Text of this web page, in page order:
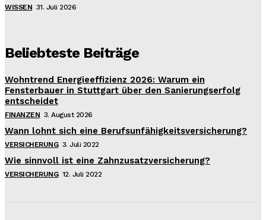
WISSEN 31. Juli 2026
Beliebteste Beiträge
Wohntrend Energieeffizienz 2026: Warum ein
Fensterbauer in Stuttgart über den Sanierungserfolg
entscheidet
FINANZEN 3. August 2026
Wann lohnt sich eine Berufsunfähigkeitsversicherung?
VERSICHERUNG 3. Juli 2022
Wie sinnvoll ist eine Zahnzusatzversicherung?
VERSICHERUNG 12. Juli 2022